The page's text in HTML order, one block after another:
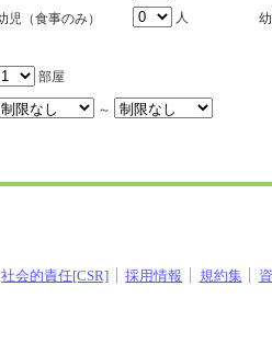
児（食事のみ）
人
部屋
～
社会的責任[CSR] 採用情報 規約集